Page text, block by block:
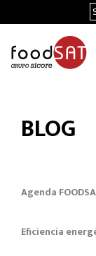
BLOG
Agenda
Eficiencia